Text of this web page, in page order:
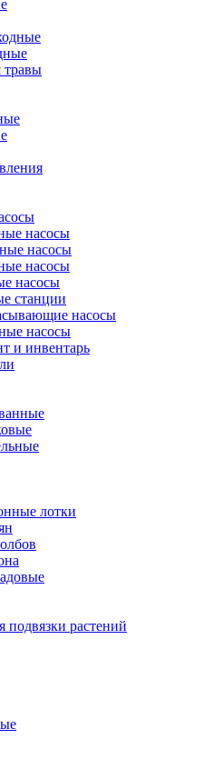
травы
насосы
насосы
насосы
насосы
станции
насосы
насосы
и инвентарь
лотки
подвязки растений